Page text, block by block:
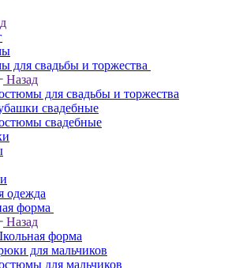
для свадьбы и торжества
Назад
для свадьбы и торжества
свадебные
свадебные
одежда
форма
Назад
форма
для мальчиков
для мальчиков